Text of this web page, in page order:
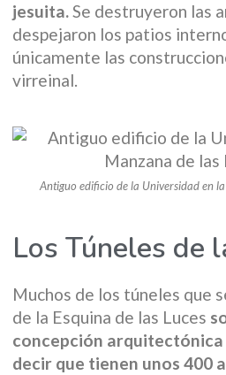
jesuita.Se destruyeron las
despejaron los patios
únicamente las
virreinal.
Antiguo edificio de la Universidad en
Los Túneles de
Muchos de los túneles que
de la Esquina de las Luces
concepción arquitectónica
decir que tienen unos 400